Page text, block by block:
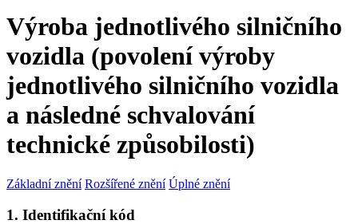
Výroba jednotlivého silničního
vozidla (povolení výroby
jednotlivého silničního vozidla
a následné schvalování
technické způsobilosti)
Základní znění Rozšířené znění Úplné znění
1. Identifikační kód